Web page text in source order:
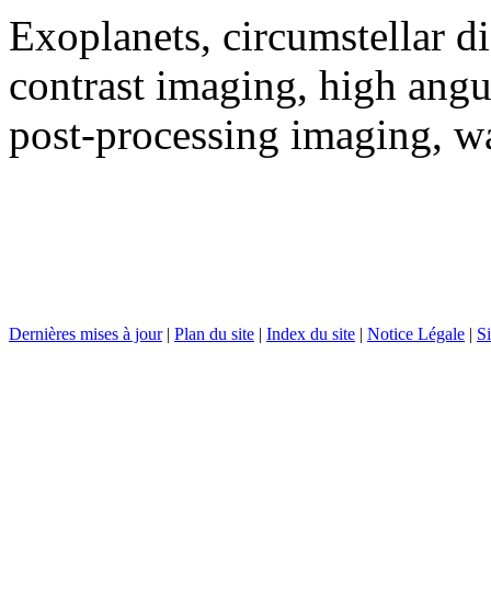
Exoplanets, circumstellar
contrast imaging, high
post-processing imaging,
Dernières mises à jour| Plan du site | Index du site | Notice Légale |